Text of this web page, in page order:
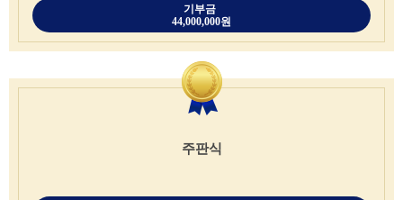
기부금
44,000,000원
주판식